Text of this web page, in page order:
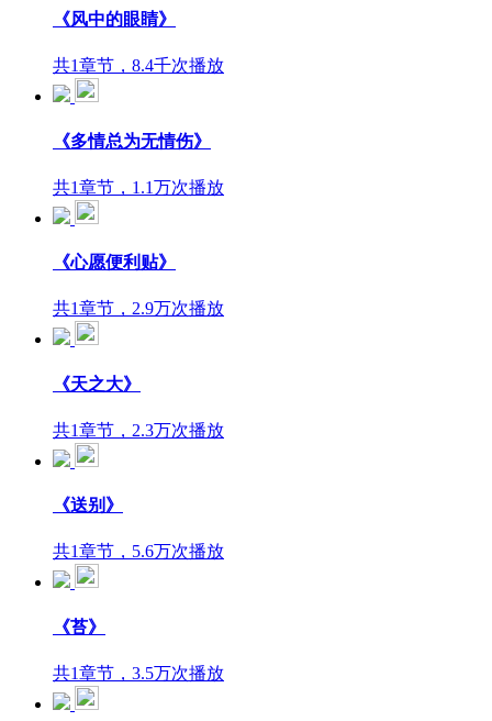
《风中的眼睛》
共1章节，8.4千次播放
《多情总为无情伤》
共1章节，1.1万次播放
《心愿便利贴》
共1章节，2.9万次播放
《天之大》
共1章节，2.3万次播放
《送别》
共1章节，5.6万次播放
《苔》
共1章节，3.5万次播放